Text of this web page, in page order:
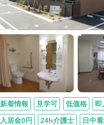
新着情報 見学可 低価格
入居金0円 24h介護士 日中